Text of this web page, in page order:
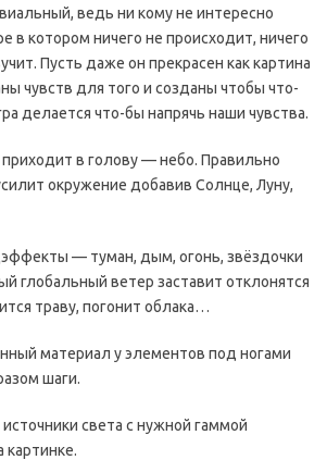
ведь ни кому не интересно
в котором ничего не происходит, ничего
Пусть даже он прекрасен как картина
чувств для того и созданы чтобы что-
делается что-бы напрячь наши чувства.
в голову — небо. Правильно
окружение добавив Солнце, Луну,
— туман, дым, огонь, звёздочки
глобальный ветер заставит отклонятся
траву, погонит облака…
материал у элементов под ногами
шаги.
света с нужной гаммой
картинке.